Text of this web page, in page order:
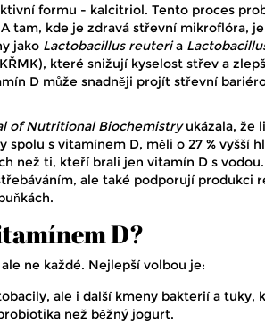
formu - kalcitriol. Tento proces
tam, kde je zdravá střevní mikroflóra,
jako Lactobacillus reuteria
které snižují kyselost střev a
D může snadněji projít střevní
of Nutritional Biochemistryukázala, že
s vitamínem D, měli o 27 % vyšší
než ti, kteří brali jen vitamín D s
ale také podporují produkci
D?
ne každé. Nejlepší volbou je:
ale i další kmeny bakterií a tuky,
než běžný jogurt.